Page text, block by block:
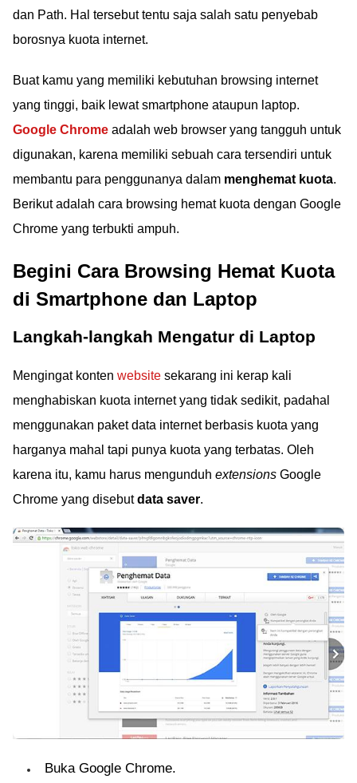
dan Path. Hal tersebut tentu saja salah satu penyebab
borosnya kuota internet.
Buat kamu yang memiliki kebutuhan browsing internet
yang tinggi, baik lewat smartphone ataupun laptop.
Google Chrome adalah web browser yang tangguh untuk
digunakan, karena memiliki sebuah cara tersendiri untuk
membantu para penggunanya dalam menghemat kuota.
Berikut adalah cara browsing hemat kuota dengan Google
Chrome yang terbukti ampuh.
Begini Cara Browsing Hemat Kuota
di Smartphone dan Laptop
Langkah-langkah Mengatur di Laptop
Mengingat konten website sekarang ini kerap kali
menghabiskan kuota internet yang tidak sedikit, padahal
menggunakan paket data internet berbasis kuota yang
harganya mahal tapi punya kuota yang terbatas. Oleh
karena itu, kamu harus mengunduh extensions Google
Chrome yang disebutdata saver.
Buka Google Chrome.